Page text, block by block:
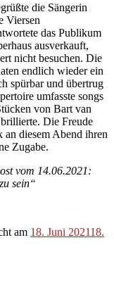
die Sängerin
Viersen
das Publikum
ausverkauft,
nicht besuchen. Die
endlich wieder ein
spürbar und übertrug
umfasste songs
von Bart van
Die Freude
diesem Abend ihren
Zugabe.
vom 14.06.2021:
sein“
am 18. Juni 202118.